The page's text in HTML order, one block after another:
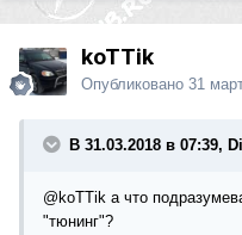
koTTik
Опубликовано 31
В 31.03.2018 в 07:39,
@koTTik а что
"тюнинг"?